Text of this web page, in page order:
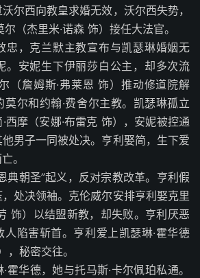
尔西向教皇求婚无效，沃尔西失势，
（杰里米·诺森 饰）接任大法官。
忠，克兰默主教宣布与凯瑟琳婚姻无
。安妮生下伊丽莎白公主，却多次流
（詹姆斯·弗莱恩 饰）推动修道院解
尔和约翰·费舍尔主教。凯瑟琳孤立
西摩（安娜·布雷克 饰），安妮被控通
男子一同被处决。亨利娶简，生下爱
。
典朝圣”起义，反对宗教改革。亨利假
处决领袖。克伦威尔安排亨利娶克里
饰）以结盟新教，却失败。亨利厌恶
人陷害斩首。亨利爱上凯瑟琳·霍华德
，秘密交往。
霍华德，她与托马斯·卡尔佩珀私通。